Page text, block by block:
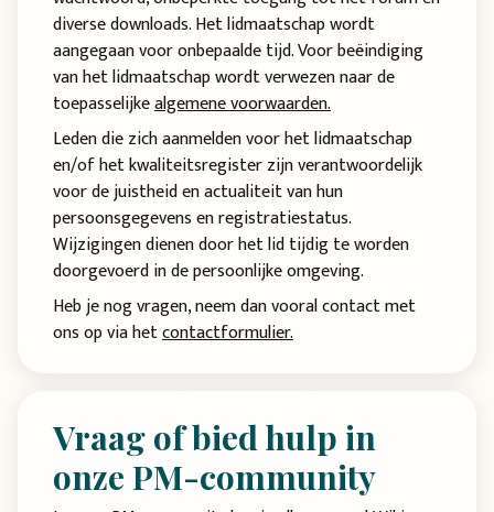
diverse downloads. Het lidmaatschap wordt
aangegaan voor onbepaalde tijd. Voor beëindiging
van het lidmaatschap wordt verwezen naar de
toepasselijkealgemene voorwaarden.
Leden die zich aanmelden voor het lidmaatschap
en/of het kwaliteitsregister zijn verantwoordelijk
voor de juistheid en actualiteit van hun
persoonsgegevens en registratiestatus.
Wijzigingen dienen door het lid tijdig te worden
doorgevoerd in de persoonlijke omgeving.
Heb je nog vragen, neem dan vooral contact met
ons op via hetcontactformulier.
Vraag of bied hulp in
onze PM-community